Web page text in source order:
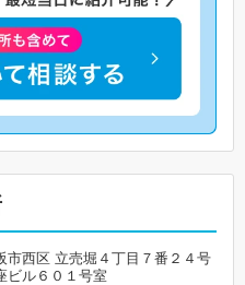
市西区 立売堀４丁目７番２４号
ビル６０１号室